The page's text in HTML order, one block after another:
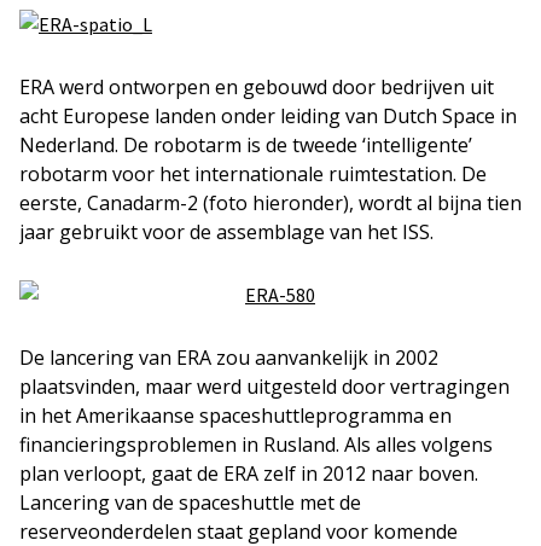
ERA werd ontworpen en gebouwd door bedrijven uit
acht Europese landen onder leiding van Dutch Space in
Nederland. De robotarm is de tweede ‘intelligente’
robotarm voor het internationale ruimtestation. De
eerste, Canadarm-2 (foto hieronder), wordt al bijna tien
jaar gebruikt voor de assemblage van het ISS.
De lancering van ERA zou aanvankelijk in 2002
plaatsvinden, maar werd uitgesteld door vertragingen
in het Amerikaanse spaceshuttleprogramma en
financieringsproblemen in Rusland. Als alles volgens
plan verloopt, gaat de ERA zelf in 2012 naar boven.
Lancering van de spaceshuttle met de
reserveonderdelen staat gepland voor komende